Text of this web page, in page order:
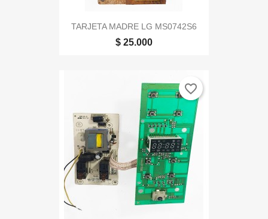
TARJETA MADRE LG MS0742S6
$ 25.000
favorite_border